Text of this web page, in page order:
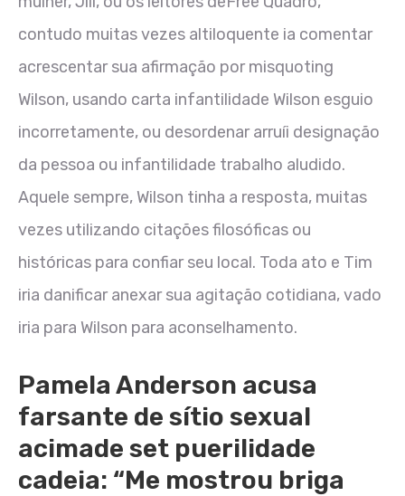
contudo muitas vezes altiloquente ia comentar
acrescentar sua afirmação por misquoting
Wilson, usando carta infantilidade Wilson esguio
incorretamente, ou desordenar arruíi designação
da pessoa ou infantilidade trabalho aludido.
Aquele sempre, Wilson tinha a resposta, muitas
vezes utilizando citações filosóficas ou
históricas para confiar seu local. Toda ato e Tim
iria danificar anexar sua agitação cotidiana, vado
iria para Wilson para aconselhamento.
Pamela Anderson acusa
farsante de sítio sexual
acimade set puerilidade
cadeia: “Me mostrou briga